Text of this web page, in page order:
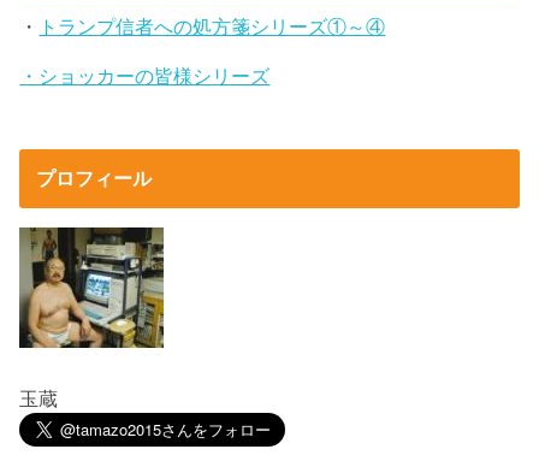
・ トランプ信者への処方箋シリーズ①～④
・ショッカーの皆様シリーズ
プロフィール
玉蔵